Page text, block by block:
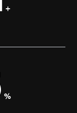
+
%